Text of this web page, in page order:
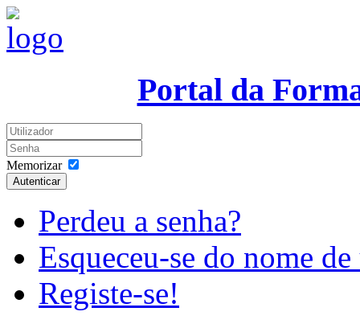
Portal da
Memorizar
Autenticar
Perdeu a senha?
Esqueceu-se do nome
Registe-se!